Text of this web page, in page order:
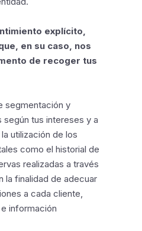
explícito,
en su caso, nos
de recoger tus
segmentación y
tus intereses y a
utilización de los
como el historial de
realizadas a través
la finalidad de adecuar
a cada cliente,
información